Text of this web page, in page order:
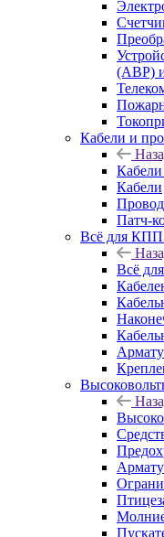
(АВР)
Кабели и
Кабели
Патч-
Всё для КПП
Всё